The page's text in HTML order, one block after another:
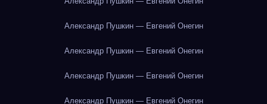
Александр Пушкин — Евгений Онегин
Александр Пушкин — Евгений Онегин
Александр Пушкин — Евгений Онегин
Александр Пушкин — Евгений Онегин